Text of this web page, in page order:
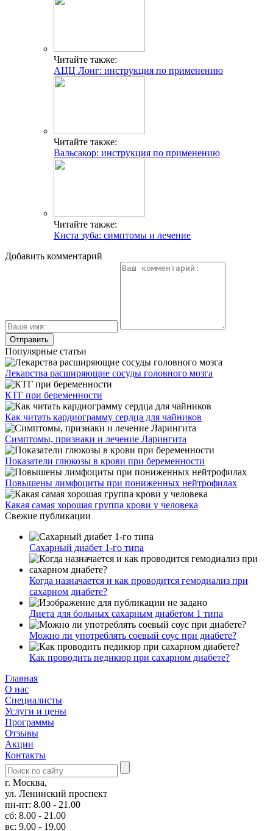
Читайте также:
АЦЦ Лонг: инструкция по применению
Читайте также:
Вальсакор: инструкция по применению
Читайте также:
Киста зуба: симптомы и лечение
Добавить комментарий
Популярные статьи
Лекарства расширяющие сосуды головного мозга
КТГ при беременности
Как читать кардиограмму сердца для чайников
Симптомы, признаки и лечение Ларингита
Показатели глюкозы в крови при беременности
Повышены лимфоциты при пониженных нейтрофилах
Какая самая хорошая группа крови у человека
Свежие публикации
Сахарный диабет 1-го типа
Когда назначается и как проводится гемодиализ при
сахарном диабете?
Диета для больных сахарным диабетом 1 типа
Можно ли употреблять соевый соус при диабете?
Как проводить педикюр при сахарном диабете?
Главная
О нас
Cпециалисты
Услуги и цены
Программы
Отзывы
Акции
Контакты
г. Москва,
ул. Ленинский проспект
пн-пт: 8.00 - 21.00
сб: 8.00 - 21.00
вс: 9.00 - 19.00